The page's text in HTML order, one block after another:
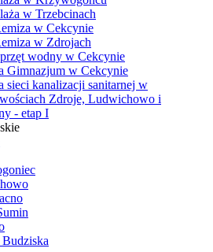
w Trzebcinach
w Cekcynie
w Zdrojach
wodny w Cekcynie
Gimnazjum w Cekcynie
sieci kanalizacji sanitarnej w
Zdroje, Ludwichowo i
- etap I